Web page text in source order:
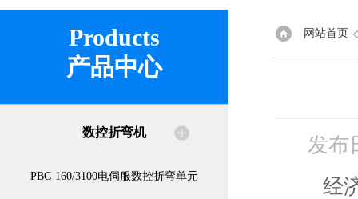
Products
产品中心
数控折弯机
PBC-160/3100电伺服数控折弯单元
网站首页
发布
经济